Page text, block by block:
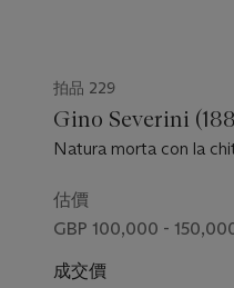
拍品 229
Gino Severini
Natura morta con la
估價
GBP 100,000 -
成交價